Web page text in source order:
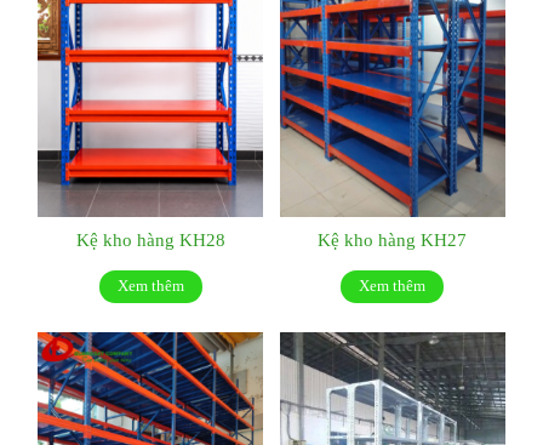
Kệ kho hàng KH28
Xem thêm
Kệ kho hàng KH27
Xem thêm